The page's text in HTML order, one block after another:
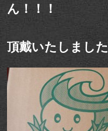
ん！！！
頂戴いたしました